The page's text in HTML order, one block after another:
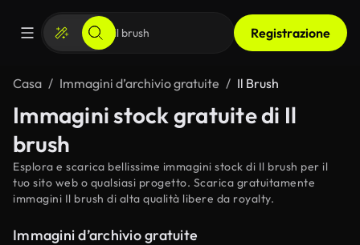
Registrazione
Casa Immagini d’archivio gratuite Il Brush
Immagini stock gratuite di Il
brush
Esplora e scarica bellissime immagini stock di Il brush per il
tuo sito web o qualsiasi progetto. Scarica gratuitamente
immagini Il brush di alta qualità libere da royalty.
Immagini d’archivio gratuite